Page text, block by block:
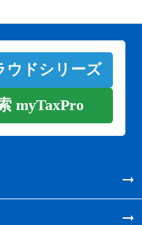
ウドシリーズ
myTaxPro